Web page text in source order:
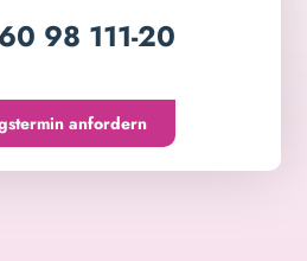
98 111-20
anfordern